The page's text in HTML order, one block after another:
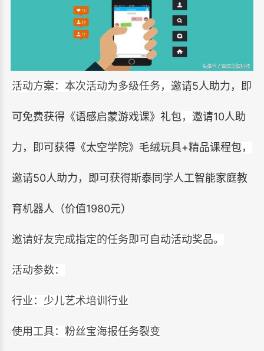
活动方案：本次活动为多级任务， 邀请5人助力，即
可免费获得《语感启蒙游戏课》礼包， 邀请10人助
力，即可获得《太空学院》毛绒玩具+精品课程包，
邀请50人助力，即可获得斯泰同学人工智能家庭教
育机器人（价值1980元）
邀请好友完成指定的任务即可自动活动奖品。
活动参数：
行业：少儿艺术培训行业
使用工具：粉丝宝海报任务裂变